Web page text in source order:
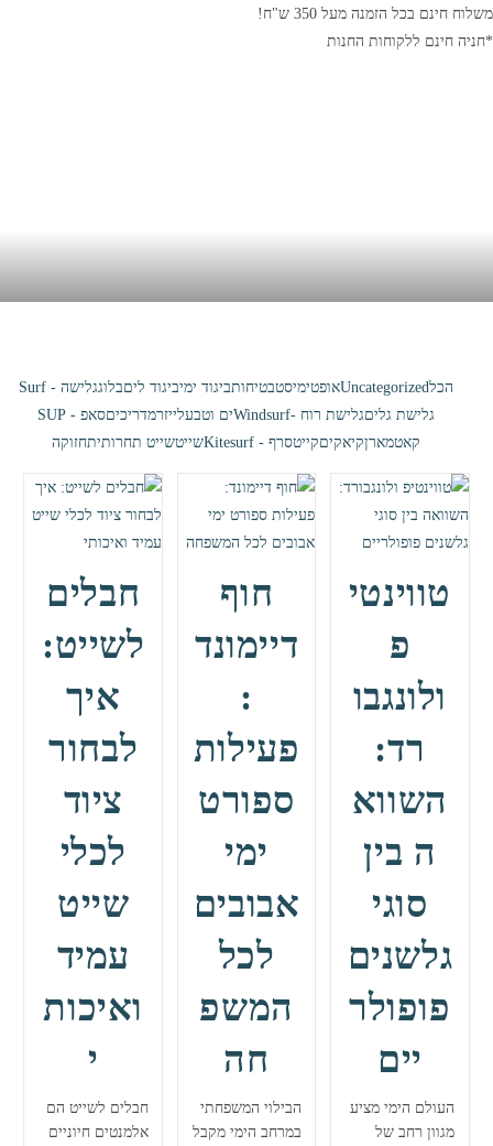
חינם בכל הזמנה מעל 350 ש"ח!
חינם ללקוחות החנות
הכלUncategorizedאופטימיסטבטיחותביגוד ימיביגוד ליםבלוגגלישה - Surf
גלישת גליםגלישת רוח -Windsurf ים וטבעלייזרמדריכיםסאפ - SUP
קאטמארןקיאקיםקייטסרף - Kitesurf שייטשייט תחרותיתחזוקה
טווינטי
פ
ולונגבו
רד:
השווא
ה בין
סוגי
גלשנים
פופולר
יים
העולם הימי מציע
מגוון רחב של
חוף
דיימונד
:
פעילות
ספורט
ימי
אבובים
לכל
המשפ
חה
הבילוי המשפחתי
במרחב הימי מקבל
חבלים
לשייט:
איך
לבחור
ציוד
לכלי
שייט
עמיד
ואיכות
י
חבלים לשייט הם
אלמנטים חיוניים